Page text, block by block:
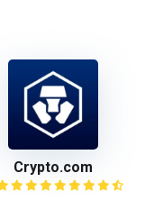
Crypto.com